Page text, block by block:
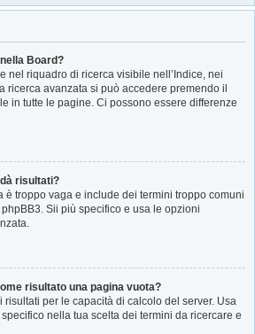
Board?
nel riquadro di ricerca visibile nell’Indice, nei
ricerca avanzata si può accedere premendo il
in tutte le pagine. Ci possono essere differenze
risultati?
è troppo vaga e include dei termini troppo comuni
Sii più specifico e usa le opzioni
risultato una pagina vuota?
risultati per le capacità di calcolo del server. Usa
nella tua scelta dei termini da ricercare e